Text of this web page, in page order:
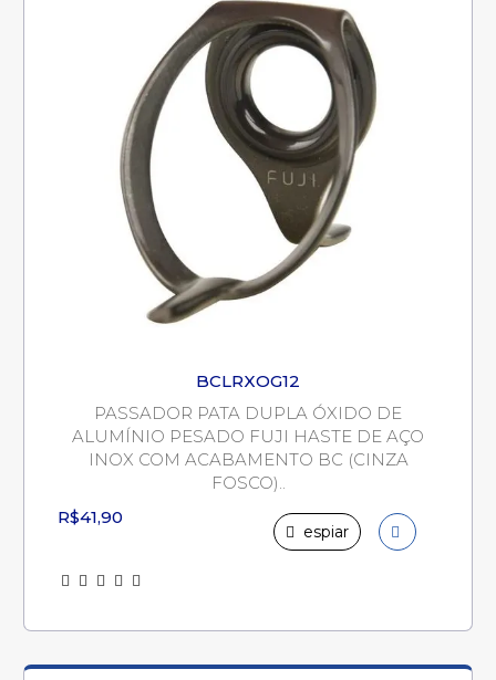
BCLRXOG12
PASSADOR PATA DUPLA ÓXIDO DE
ALUMÍNIO PESADO FUJI HASTE DE AÇO
INOX COM ACABAMENTO BC (CINZA
FOSCO)..
R$41,90
espiar